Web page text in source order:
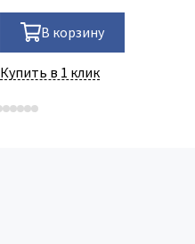
В корзину
Купить в 1 клик